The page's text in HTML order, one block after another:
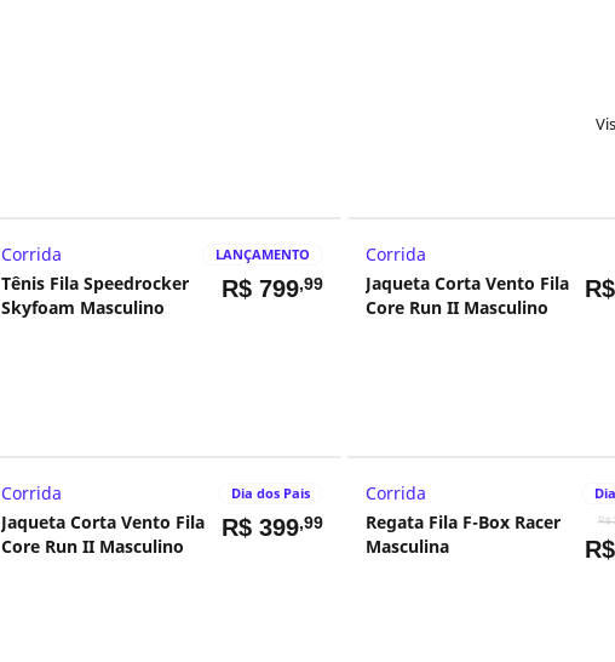
Corrida LANÇAMENTO
Tênis Fila Speedrocker
Skyfoam Masculino
R$ 799,99
Corrida
Jaqueta Corta Vento Fila
Core Run II Masculino
Corrida Dia dos Pais
Jaqueta Corta Vento Fila
Core Run II Masculino
R$ 399,99
Corrida
Regata Fila F-Box Racer
Masculina
R$